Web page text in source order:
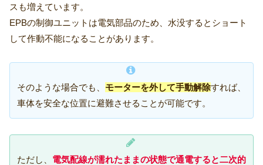
スも増えています。
EPBの制御ユニットは電気部品のため、水没するとショート
して作動不能になることがあります。
そのような場合でも、 モーターを外して手動解除すれば、
車体を安全な位置に避難させることが可能です。
ただし、 電気配線が濡れたままの状態で通電すると二次的